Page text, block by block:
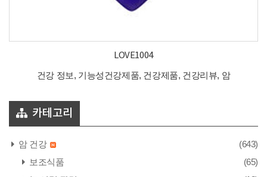
LOVE1004
건강 정보, 기능성건강제품, 건강제품, 건강리뷰, 암
카테고리
암 건강
(643)
보조식품
(65)